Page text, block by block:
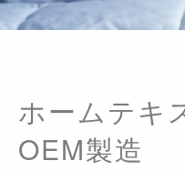
ホームテキ
OEM製造